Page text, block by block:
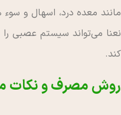
مانند معده درد، اسهال و
نعنا می‌تواند سیستم عصبی
کند.
روش مصرف و نکات